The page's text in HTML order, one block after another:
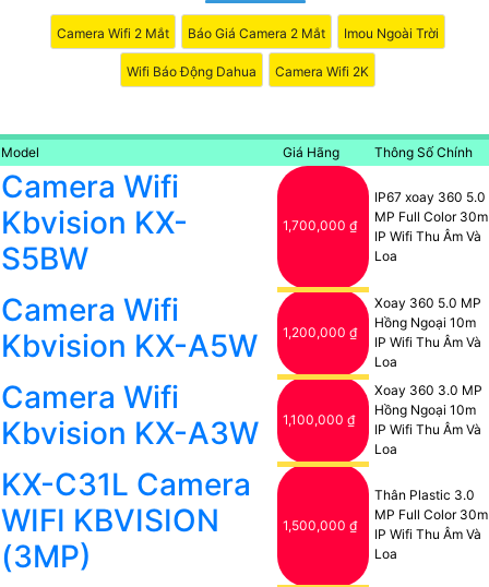
Camera Wifi 2 Mắt Báo Giá Camera 2 Mắt Imou Ngoài Trời
Wifi Báo Động Dahua Camera Wifi 2K
Model Giá Hãng Thông Số Chính
Camera Wifi
Kbvision KX-
S5BW
1,700,000 ₫
IP67 xoay 360 5.0
MP Full Color 30m
IP Wifi Thu Âm Và
Loa
Camera Wifi
Kbvision KX-A5W
1,200,000 ₫
Xoay 360 5.0 MP
Hồng Ngoại 10m
IP Wifi Thu Âm Và
Loa
Camera Wifi
Kbvision KX-A3W
1,100,000 ₫
Xoay 360 3.0 MP
Hồng Ngoại 10m
IP Wifi Thu Âm Và
Loa
KX-C31L Camera
WIFI KBVISION
(3MP)
1,500,000 ₫
Thân Plastic 3.0
MP Full Color 30m
IP Wifi Thu Âm Và
Loa